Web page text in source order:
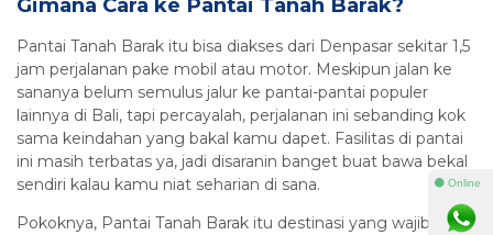
Gimana Cara ke Pantai Tanah Barak?
Pantai Tanah Barak itu bisa diakses dari Denpasar sekitar 1,5
jam perjalanan pake mobil atau motor. Meskipun jalan ke
sananya belum semulus jalur ke pantai-pantai populer
lainnya di Bali, tapi percayalah, perjalanan ini sebanding kok
sama keindahan yang bakal kamu dapet. Fasilitas di pantai
ini masih terbatas ya, jadi disaranin banget buat bawa bekal
sendiri kalau kamu niat seharian di sana.
Pokoknya, Pantai Tanah Barak itu destinasi yang wajib
⚫ Online